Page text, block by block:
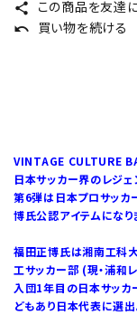
share この商品を友達
undo 買い物を続ける
VINTAGE CULTURE
日本サッカー界のレジ
第6弾は日本プロサッカ
博氏公認アイテムになり
福田正博氏は湘南工科
工サッカー部 (現・浦和
入団1年目の日本サッカ
どもあり日本代表に選出